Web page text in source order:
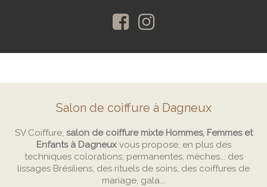
Salon de coiffure à Dagneux
SV Coiffure, salon de coiffure mixte Hommes, Femmes et
Enfants à Dagneuxvous propose, en plus des
techniques colorations, permanentes, mèches... des
lissages Brésiliens, des rituels de soins, des coiffures de
mariage, gala...